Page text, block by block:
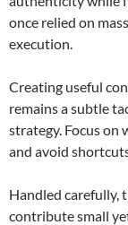
once relied on
execution.
Creating useful
remains a subtle
strategy. Focus on
and avoid
Handled carefully,
contribute small